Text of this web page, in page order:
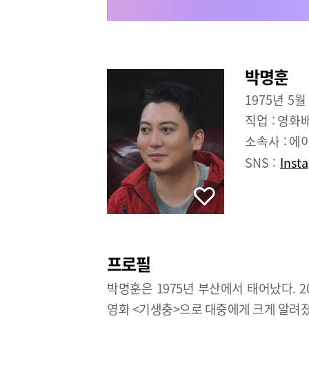
박명훈
1975년 5
직업 :영화
소속사 :에
SNS :
프로필
박명훈은 1975년 부산에서 태어났다.
영화 <기생충>으로 대중에게 크게 알려